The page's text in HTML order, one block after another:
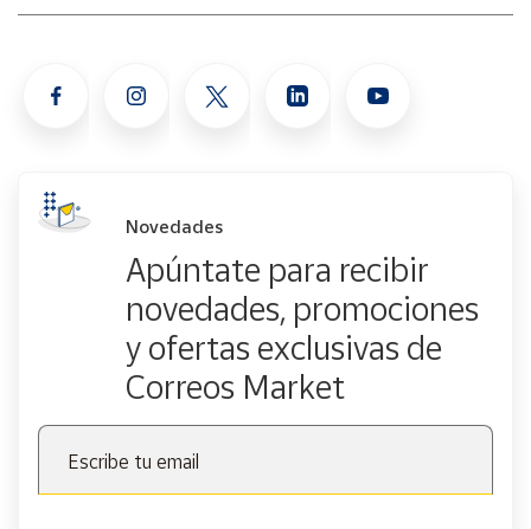
Novedades
Apúntate para recibir
novedades, promociones
y ofertas exclusivas de
Correos Market
Escribe tu email